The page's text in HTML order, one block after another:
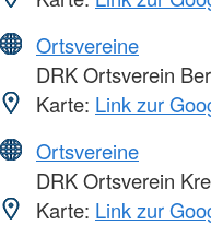
Ortsvereine
DRK Ortsverein
Karte: Link zur
Ortsvereine
DRK Ortsverein
Karte: Link zur